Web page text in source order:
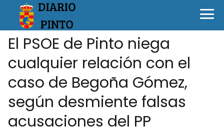
El PSOE de Pinto niega
cualquier relación con el
caso de Begoña Gómez,
según desmiente falsas
acusaciones del PP